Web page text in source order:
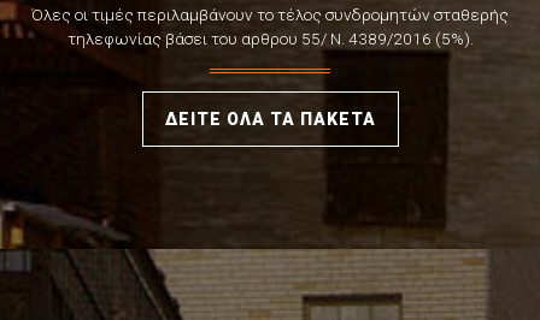
Όλες οι τιμές περιλαμβάνουν το τέλος συνδρομητών σταθερής
τηλεφωνίας βάσει του αρθρου 55/ Ν. 4389/2016 (5%).
ΔΕΙΤΕ ΟΛΑ ΤΑ ΠΑΚΕΤΑ